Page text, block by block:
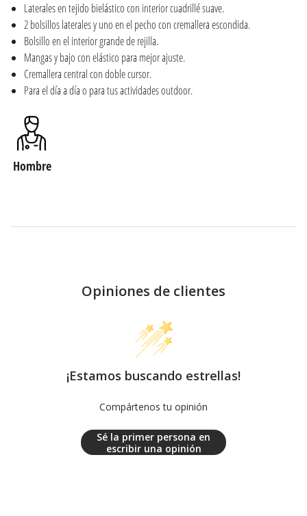
Laterales en tejido bielástico con interior cuadrillé suave.
2 bolsillos laterales y uno en el pecho con cremallera escondida.
Bolsillo en el interior grande de rejilla.
Mangas y bajo con elástico para mejor ajuste.
Cremallera central con doble cursor.
Para el día a día o para tus actividades outdoor.
Hombre
Opiniones de clientes
¡Estamos buscando estrellas!
Compártenos tu opinión
Sé la primer persona en
escribir una opinión